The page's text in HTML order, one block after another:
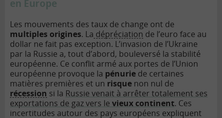
en Europe
Les mouvements des taux de change ont de
multiples origines. La dépréciation de l’euro face au
dollar ne fait pas exception. L’invasion de l’Ukraine
par la Russie a, tout d’abord, bouleversé la stabilité
européenne. Ce conflit armé aux portes de l’Union
européenne provoque la pénurie de certaines
matières premières et un risque non nul de
récession si la Russie venait à arrêter totalement ses
exportations de gaz vers le vieux continent. Ces
incertitudes autour des pays européens expliquent